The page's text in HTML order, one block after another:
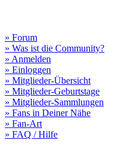
» Forum
» Was ist die Community?
» Anmelden
» Einloggen
» Mitglieder-Übersicht
» Mitglieder-Geburtstage
» Mitglieder-Sammlungen
» Fans in Deiner Nähe
» Fan-Art
» FAQ / Hilfe